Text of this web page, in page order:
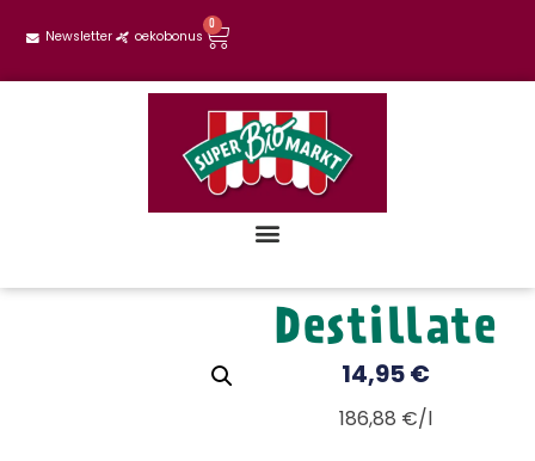
Newsletter oekobonus
0
Destillate
14,95 €
186,88 €/l